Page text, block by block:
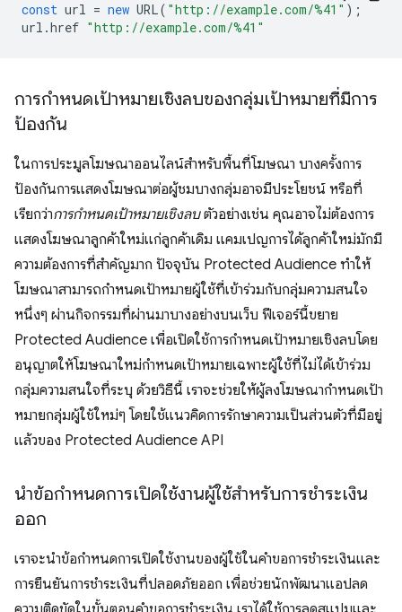
const url = new URL( "http://example.com/%41" );
url .href "http://example.com/%41"
การกำหนดเป้าหมายเชิงลบของกลุ่มเป้าหมายที่มีการ
ป้องกัน
ในการประมูลโฆษณาออนไลน์สำหรับพื้นที่โฆษณา บางครั้งการ
ป้องกันการแสดงโฆษณาต่อผู้ชมบางกลุ่มอาจมีประโยชน์ หรือที่
เรียกว่าการกำหนดเป้าหมายเชิงลบตัวอย่างเช่น คุณอาจไม่ต้องการ
แสดงโฆษณาลูกค้าใหม่แก่ลูกค้าเดิม แคมเปญการได้ลูกค้าใหม่มักมี
ความต้องการที่สำคัญมาก ปัจจุบัน Protected Audience ทำให้
โฆษณาสามารถกําหนดเป้าหมายผู้ใช้ที่เข้าร่วมกับกลุ่มความสนใจ
หนึ่งๆ ผ่านกิจกรรมที่ผ่านมาบางอย่างบนเว็บ ฟีเจอร์นี้ขยาย
Protected Audience เพื่อเปิดใช้การกำหนดเป้าหมายเชิงลบโดย
อนุญาตให้โฆษณาใหม่กำหนดเป้าหมายเฉพาะผู้ใช้ที่ไม่ได้เข้าร่วม
กลุ่มความสนใจที่ระบุ ด้วยวิธีนี้ เราจะช่วยให้ผู้ลงโฆษณากำหนดเป้า
หมายกลุ่มผู้ใช้ใหม่ๆ โดยใช้แนวคิดการรักษาความเป็นส่วนตัวที่มีอยู่
แล้วของ Protected Audience API
นำข้อกำหนดการเปิดใช้งานผู้ใช้สำหรับการชำระเงิน
ออก
เราจะนำข้อกำหนดการเปิดใช้งานของผู้ใช้ในคำขอการชำระเงินและ
การยืนยันการชำระเงินที่ปลอดภัยออก เพื่อช่วยนักพัฒนาแอปลด